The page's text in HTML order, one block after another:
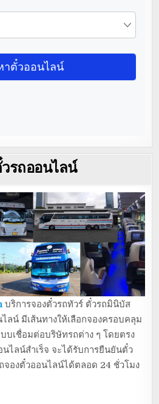
รถออนไลน์
บริการจองตั๋วรถทัวร์ ตั๋วรถมินิบัส
ลน์ มีเส้นทางให้เลือกจองครอบคลุม
บเชื่อมต่อบริษัทรถต่าง ๆ โดยตรง
นไลน์สำเร็จ จะได้รับการยืนยันตั๋ว
องตั๋วออนไลน์ได้ตลอด 24 ชั่วโมง